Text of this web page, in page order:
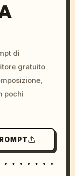
--v 6.0
di
gratuito
pochi